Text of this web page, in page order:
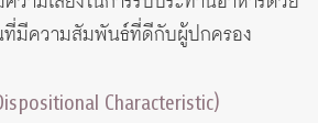
มีความสัมพันธ์ที่ดีกับผู้ปกครอง
Characteristic)